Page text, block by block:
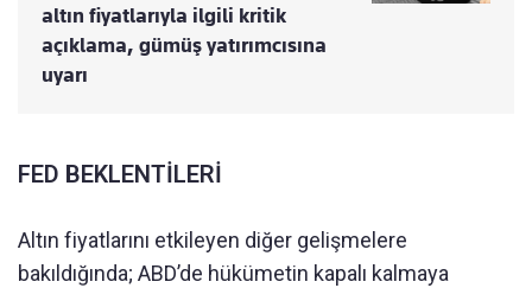
altın fiyatlarıyla ilgili kritik
açıklama, gümüş yatırımcısına
uyarı
FED BEKLENTİLERİ
Altın fiyatlarını etkileyen diğer gelişmelere
bakıldığında; ABD’de hükümetin kapalı kalmaya